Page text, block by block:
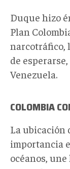
Duque hizo
Plan
narcotráfico,
de
Venezuela.
COLOMBIA
La ubicación
importancia
océanos,